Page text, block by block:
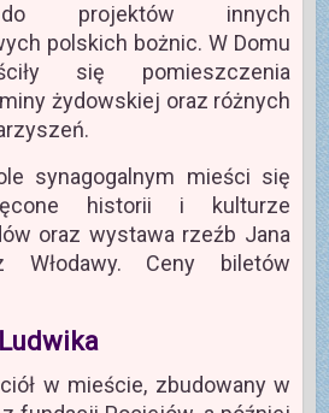
do projektów innych
polskich bożnic. W Domu
się pomieszczenia
żydowskiej oraz różnych
synagogalnym mieści się
historii i kulturze
oraz wystawa rzeźb Jana
Włodawy. Ceny biletów
w mieście, zbudowany w